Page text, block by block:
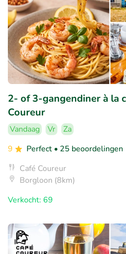
2- of 3-gangendiner à la
Coureur
Vandaag Vr
Za
9
Perfect • 25 beoordelingen
Café Coureur
Borgloon (8km)
Verkocht: 69